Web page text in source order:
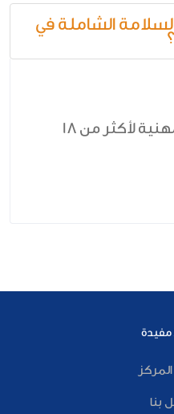
الشاملة في
خبرة في مجال السلامة المهنية لأكثر من 18
مفيدة
بنا